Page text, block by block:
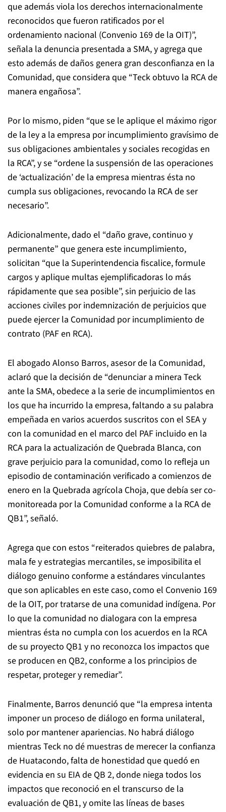
que además viola los derechos internacionalmente
reconocidos que fueron ratificados por el
ordenamiento nacional (Convenio 169 de la OIT)”,
señala la denuncia presentada a SMA, y agrega que
esto además de daños genera gran desconfianza en la
Comunidad, que considera que “Teck obtuvo la RCA de
manera engañosa”.
Por lo mismo, piden “que se le aplique el máximo rigor
de la ley a la empresa por incumplimiento gravísimo de
sus obligaciones ambientales y sociales recogidas en
la RCA”, y se “ordene la suspensión de las operaciones
de ‘actualización’ de la empresa mientras ésta no
cumpla sus obligaciones, revocando la RCA de ser
necesario”.
Adicionalmente, dado el “daño grave, continuo y
permanente” que genera este incumplimiento,
solicitan “que la Superintendencia fiscalice, formule
cargos y aplique multas ejemplificadoras lo más
rápidamente que sea posible”, sin perjuicio de las
acciones civiles por indemnización de perjuicios que
puede ejercer la Comunidad por incumplimiento de
contrato (PAF en RCA).
El abogado Alonso Barros, asesor de la Comunidad,
aclaró que la decisión de “denunciar a minera Teck
ante la SMA, obedece a la serie de incumplimientos en
los que ha incurrido la empresa, faltando a su palabra
empeñada en varios acuerdos suscritos con el SEA y
con la comunidad en el marco del PAF incluido en la
RCA para la actualización de Quebrada Blanca, con
grave perjuicio para la comunidad, como lo refleja un
episodio de contaminación verificado a comienzos de
enero en la Quebrada agrícola Choja, que debía ser co-
monitoreada por la Comunidad conforme a la RCA de
QB1”, señaló.
Agrega que con estos “reiterados quiebres de palabra,
mala fe y estrategias mercantiles, se imposibilita el
diálogo genuino conforme a estándares vinculantes
que son aplicables en este caso, como el Convenio 169
de la OIT, por tratarse de una comunidad indígena. Por
lo que la comunidad no dialogara con la empresa
mientras ésta no cumpla con los acuerdos en la RCA
de su proyecto QB1 y no reconozca los impactos que
se producen en QB2, conforme a los principios de
respetar, proteger y remediar”.
Finalmente, Barros denunció que “la empresa intenta
imponer un proceso de diálogo en forma unilateral,
solo por mantener apariencias. No habrá diálogo
mientras Teck no dé muestras de merecer la confianza
de Huatacondo, falta de honestidad que quedó en
evidencia en su EIA de QB 2, donde niega todos los
impactos que reconoció en el transcurso de la
evaluación de QB1, y omite las líneas de bases